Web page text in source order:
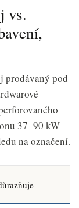
vs.
prodávaný pod
37–90 kW
na označení.